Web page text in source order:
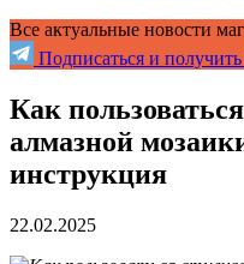
Все актуальные новости
Подписаться и
Как
алмазной
инструкция
22.02.2025